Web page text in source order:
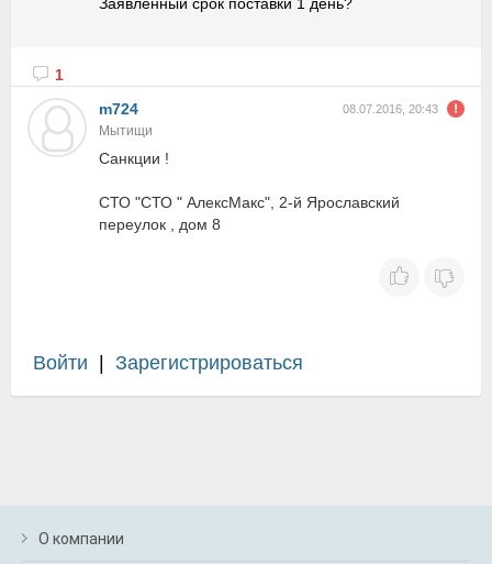
1
m724
08.07.2016, 20:43
Мытищи
Санкции !
СТО "СТО " АлексМакс", 2-й Ярославский
переулок , дом 8
Войти Зарегистрироваться
О компании